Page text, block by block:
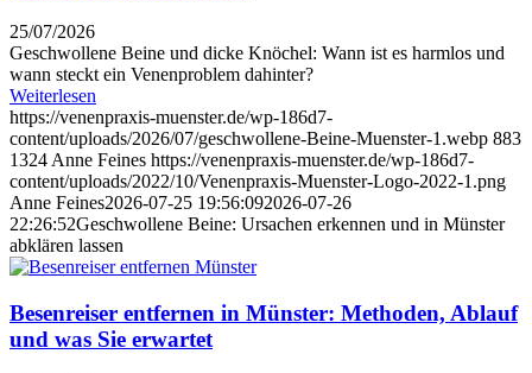
25/07/2026
Geschwollene Beine und dicke Knöchel: Wann ist es harmlos und
wann steckt ein Venenproblem dahinter?
Weiterlesen
https://venenpraxis-muenster.de/wp-186d7-
content/uploads/2026/07/geschwollene-Beine-Muenster-1.webp 883
1324 Anne Feines https://venenpraxis-muenster.de/wp-186d7-
content/uploads/2022/10/Venenpraxis-Muenster-Logo-2022-1.png
Anne Feines2026-07-25 19:56:092026-07-26
22:26:52Geschwollene Beine: Ursachen erkennen und in Münster
abklären lassen
Besenreiser entfernen in Münster: Methoden, Ablauf
und was Sie erwartet